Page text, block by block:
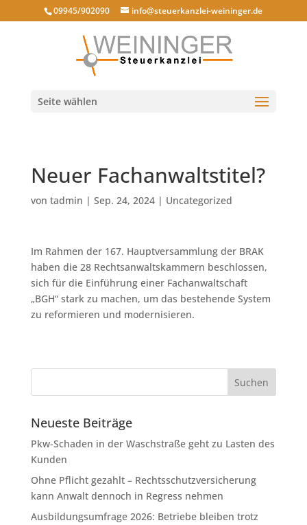
09945/902090 info@steuerkanzlei-weininger.de
Seite wählen
Neuer Fachanwaltstitel?
von tadmin | Sep. 24, 2024| Uncategorized
Im Rahmen der 167. Hauptversammlung der BRAK
haben die 28 Rechtsanwaltskammern beschlossen,
sich für die Einführung einer Fachanwaltschaft
„BGH“ stark zu machen, um das bestehende System
zu reformieren und modernisieren.
Neueste Beiträge
Pkw-Schaden in der Waschstraße geht zu Lasten des
Kunden
Ohne Pflicht gezahlt – Rechtsschutzversicherung
kann Anwalt dennoch in Regress nehmen
Ausbildungsumfrage 2026: Betriebe bleiben trotz